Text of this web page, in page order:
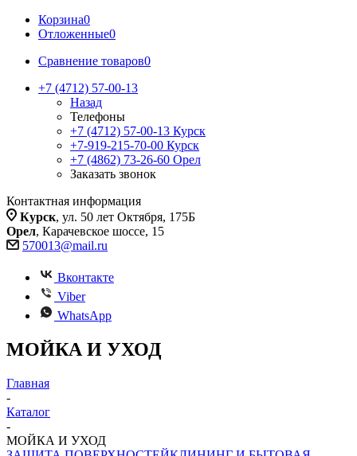
Корзина0
Отложенные0
Сравнение товаров0
+7 (4712) 57-00-13
Назад
Телефоны
+7 (4712) 57-00-13 Курск
+7-919-215-70-00 Курск
+7 (4862) 73-26-60 Орел
Заказать звонок
Контактная информация
Курск, ул. 50 лет Октября, 175Б
Орел, Карачевское шоссе, 15
570013@mail.ru
Вконтакте
Viber
WhatsApp
МОЙКА И УХОД
Главная
-
Каталог
-
МОЙКА И УХОД